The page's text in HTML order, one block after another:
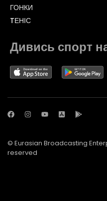
ГОНКИ
TЕНІС
Дивись спорт
© Eurasian Broadcasting
reserved